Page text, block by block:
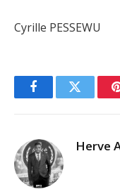
Cyrille PESSEWU
FacebookTwitter
Herve